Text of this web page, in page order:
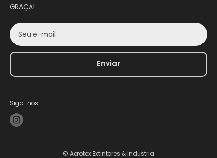
GRAÇA!
Seu e-mail
Enviar
Siga-nos
© Aerotex Extintores & Industria